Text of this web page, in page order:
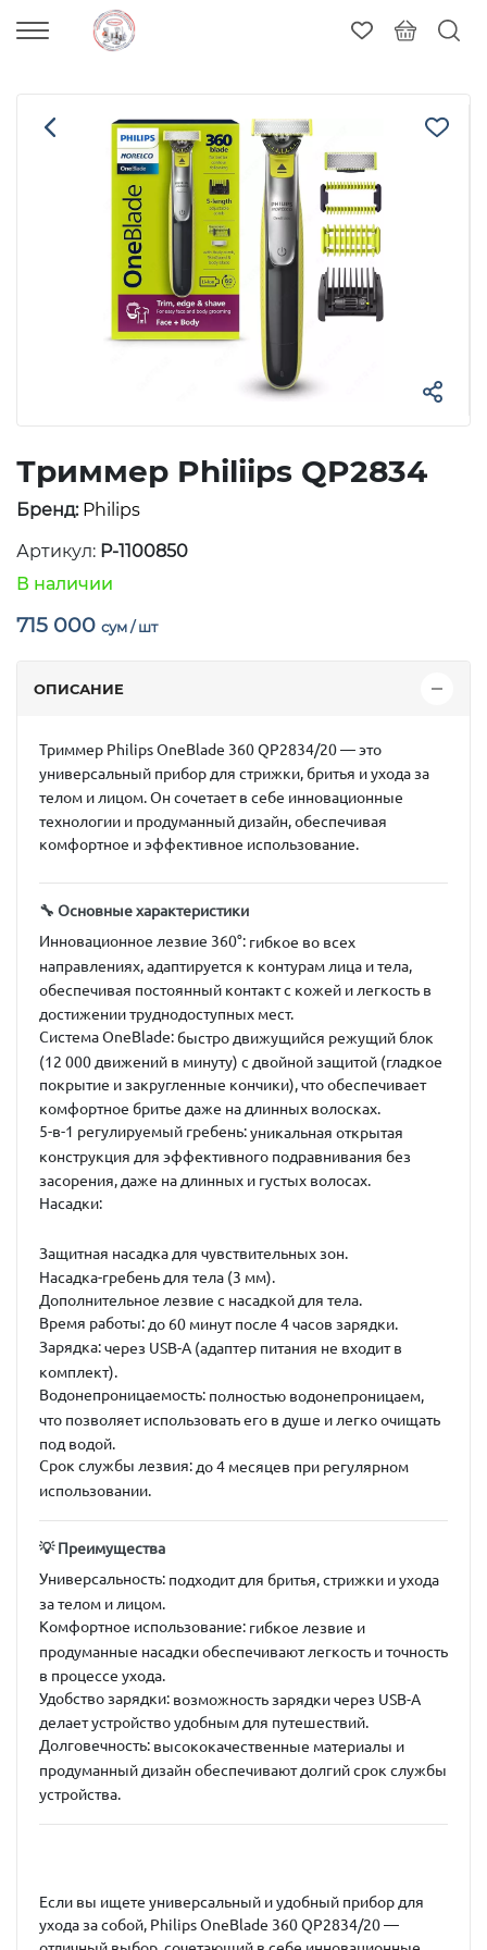
Триммер Philiips QP2834
Бренд: Philips
Артикул: P-1100850
В наличии
715 000 сум / шт
ОПИСАНИЕ
Триммер Philips OneBlade 360 QP2834/20 — это
универсальный прибор для стрижки, бритья и ухода за
телом и лицом.Он сочетает в себе инновационные
технологии и продуманный дизайн, обеспечивая
комфортное и эффективное использование.
🔧 Основные характеристики
Инновационное лезвие 360°: гибкое во всех
направлениях, адаптируется к контурам лица и тела,
обеспечивая постоянный контакт с кожей и легкость в
достижении труднодоступных мест.
Система OneBlade: быстро движущийся режущий блок
(12 000 движений в минуту) с двойной защитой (гладкое
покрытие и закругленные кончики), что обеспечивает
комфортное бритье даже на длинных волосках.
5-в-1 регулируемый гребень:уникальная открытая
конструкция для эффективного подравнивания без
засорения, даже на длинных и густых волосах.
Насадки:
Защитная насадка для чувствительных зон.
Насадка-гребень для тела (3 мм).
Дополнительное лезвие с насадкой для тела.
Время работы: до 60 минут после 4 часов зарядки.
Зарядка:через USB-A (адаптер питания не входит в
комплект).
Водонепроницаемость: полностью водонепроницаем,
что позволяет использовать его в душе и легко очищать
под водой.
Срок службы лезвия:до 4 месяцев при регулярном
использовании.
💡 Преимущества
Универсальность: подходит для бритья, стрижки и ухода
за телом и лицом.
Комфортное использование: гибкое лезвие и
продуманные насадки обеспечивают легкость и точность
в процессе ухода.
Удобство зарядки: возможность зарядки через USB-A
делает устройство удобным для путешествий.
Долговечность: высококачественные материалы и
продуманный дизайн обеспечивают долгий срок службы
устройства.
Если вы ищете универсальный и удобный прибор для
ухода за собой, Philips OneBlade 360 QP2834/20 —